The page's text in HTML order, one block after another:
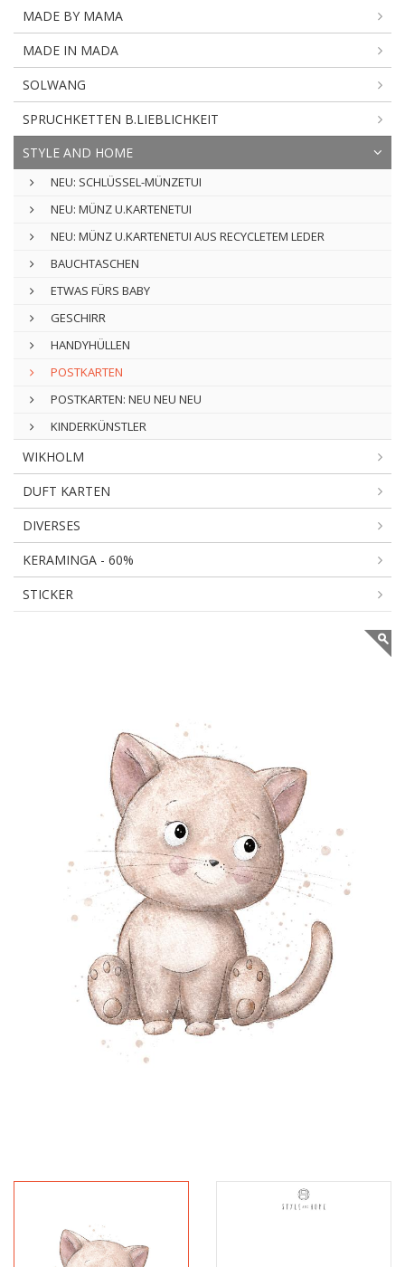
MADE BY MAMA
MADE IN MADA
SOLWANG
SPRUCHKETTEN B.LIEBLICHKEIT
STYLE AND HOME
NEU: SCHLÜSSEL-MÜNZETUI
NEU: MÜNZ U.KARTENETUI
NEU: MÜNZ U.KARTENETUI AUS RECYCLETEM LEDER
BAUCHTASCHEN
ETWAS FÜRS BABY
GESCHIRR
HANDYHÜLLEN
POSTKARTEN
POSTKARTEN: NEU NEU NEU
KINDERKÜNSTLER
WIKHOLM
DUFT KARTEN
DIVERSES
KERAMINGA - 60%
STICKER